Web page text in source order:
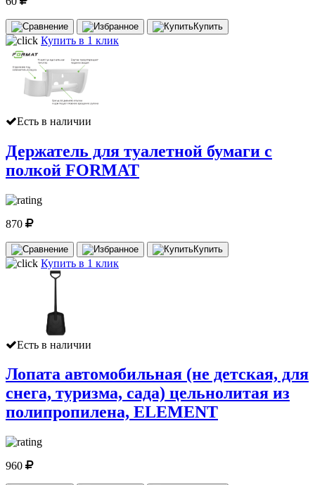
Купить
Купить в 1 клик
Есть в наличии
Держатель для туалетной бумаги с
полкой FORMAT
870
Купить
Купить в 1 клик
Есть в наличии
Лопата автомобильная (не детская, для
снега, туризма, сада) цельнолитая из
полипропилена, ELEMENT
960